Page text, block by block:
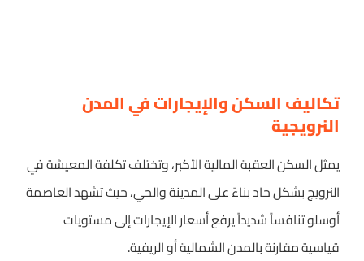
تكاليف السكن والإيجارات في المدن
النرويجية
يمثل السكن العقبة المالية الأكبر، وتختلف تكلفة المعيشة في
النرويج بشكل حاد بناءً على المدينة والحي، حيث تشهد العاصمة
أوسلو تنافساً شديداً يرفع أسعار الإيجارات إلى مستويات
قياسية مقارنة بالمدن الشمالية أو الريفية.